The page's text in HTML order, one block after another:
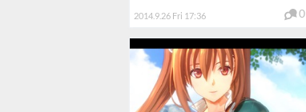
2014.9.26 Fri 17:36 0